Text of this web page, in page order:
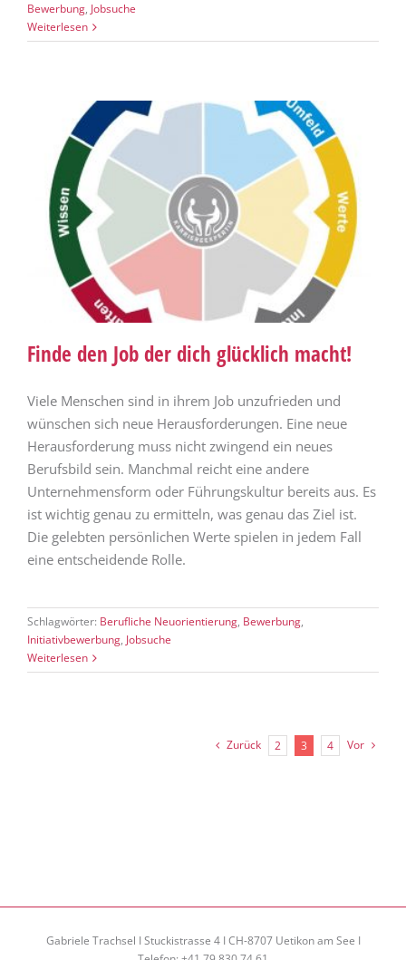
Bewerbung, Jobsuche
Weiterlesen
Finde den Job der dich glücklich macht!
Viele Menschen sind in ihrem Job unzufrieden und
wünschen sich neue Herausforderungen. Eine neue
Herausforderung muss nicht zwingend ein neues
Berufsbild sein. Manchmal reicht eine andere
Unternehmensform oder Führungskultur bereits aus. Es
ist wichtig genau zu ermitteln, was genau das Ziel ist.
Die gelebten persönlichen Werte spielen in jedem Fall
eine entscheidende Rolle.
Schlagwörter: Berufliche Neuorientierung, Bewerbung,
Initiativbewerbung, Jobsuche
Weiterlesen
Zurück 2 3 4 Vor
Gabriele Trachsel I Stuckistrasse 4 I CH-8707 Uetikon am See I
99%
ProvenExpert.com
SEHR GUT
4,97 / 5,00